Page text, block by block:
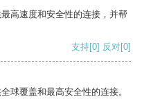
高速度和安全性的连接，并帮
支持[0] 反对[0]
球覆盖和最高安全性的连接。